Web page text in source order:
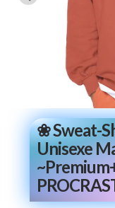
❀ Sweat-
Unisexe